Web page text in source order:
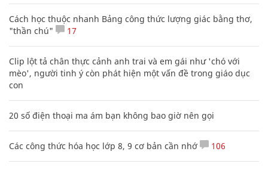
Cách học thuộc nhanh Bảng công thức lượng giác bằng thơ,
"thần chú"
17
Clip lột tả chân thực cảnh anh trai và em gái như 'chó với
mèo', người tinh ý còn phát hiện một vấn đề trong giáo dục
con
20 số điện thoại ma ám bạn không bao giờ nên gọi
Các công thức hóa học lớp 8, 9 cơ bản cần nhớ 106